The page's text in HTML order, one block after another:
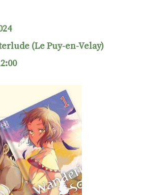
S'ABONNER
À LA NEWSLETTER
FACEBOOKINSTAGRAM
LINKEDINYOUTUBE
(Le Puy-en-Velay)